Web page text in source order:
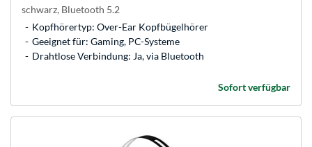
schwarz, Bluetooth 5.2
Kopfhörertyp: Over-Ear Kopfbügelhörer
Geeignet für: Gaming, PC-Systeme
Drahtlose Verbindung: Ja, via Bluetooth
Sofort verfügbar